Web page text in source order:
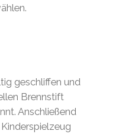
geschliffen und
Brennstift
Anschließend